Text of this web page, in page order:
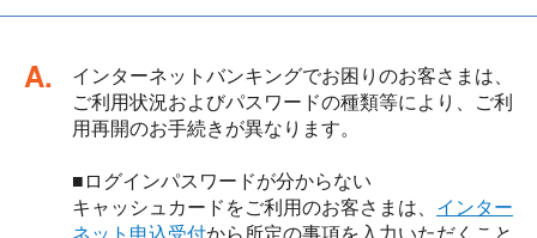
回答
インターネットバンキングでお困りのお客さまは、
ご利用状況およびパスワードの種類等により、ご利
用再開のお手続きが異なります。
■ログインパスワードが分からない
キャッシュカードをご利用のお客さまは、 インター
ネット申込受付から所定の事項を入力いただくこと